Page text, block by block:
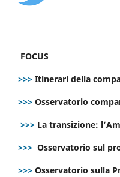
FOCUS
>>> Itinerari della
>>> Osservatorio
>>> La transizione:
>>> Osservatorio sul
>>> Osservatorio sulla